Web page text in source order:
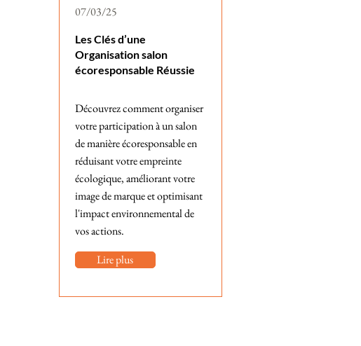
07/03/25
Les Clés d’une
Organisation salon
écoresponsable Réussie
Découvrez comment organiser
votre participation à un salon
de manière écoresponsable en
réduisant votre empreinte
écologique, améliorant votre
image de marque et optimisant
l'impact environnemental de
vos actions.
Lire plus